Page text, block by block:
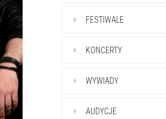
FESTIWALE
KONCERTY
WYWIADY
AUDYCJE